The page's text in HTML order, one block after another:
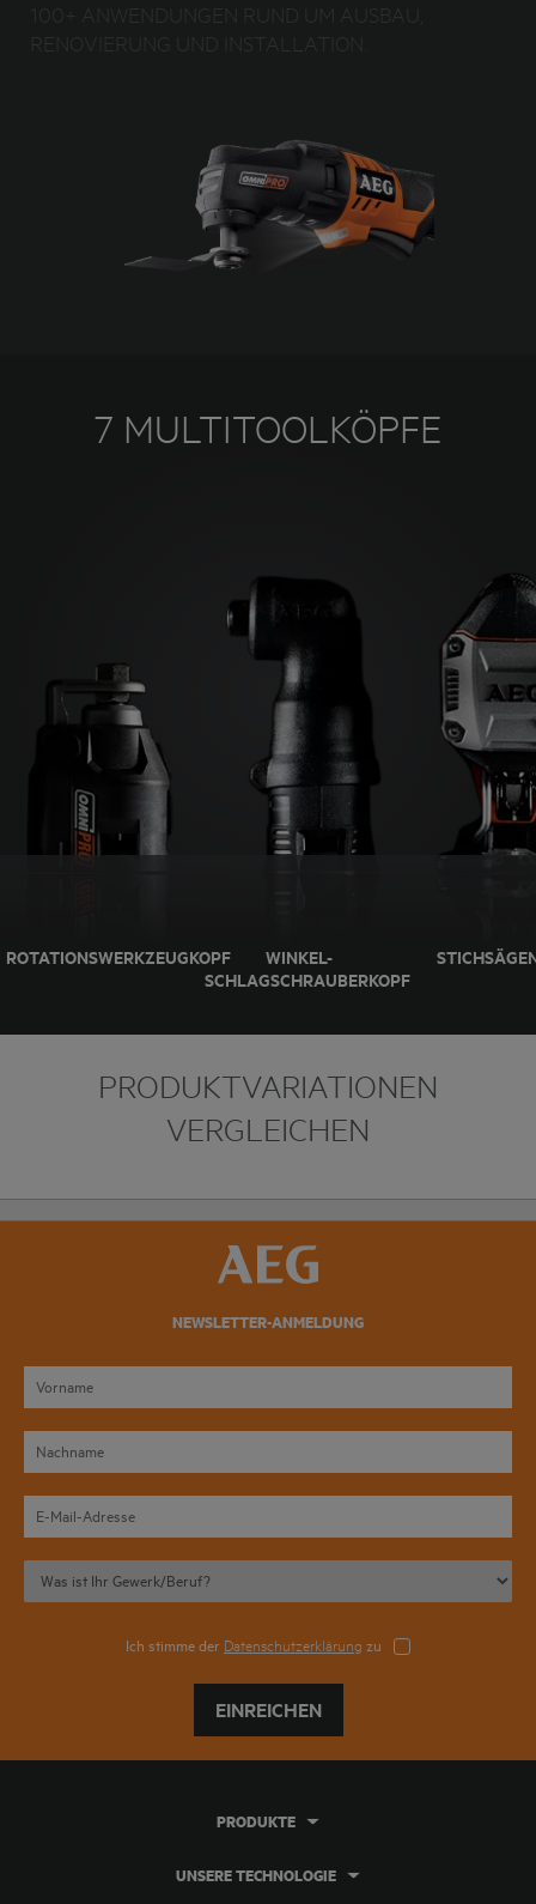
7 MULTITOOLKÖPFE
ROTATIONSWERKZEUGKOPF
WINKEL-
SCHLAGSCHRAUBERKOPF
PRODUKTVARIATIONEN
VERGLEICHEN
NEWSLETTER-ANMELDUNG
Ich stimme der Datenschutzerklärung zu
EINREICHEN
PRODUKTE
UNSERE TECHNOLOGIE